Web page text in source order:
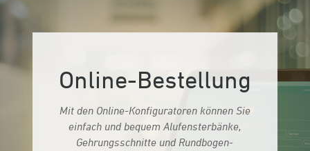
Online-Bestellung
Mit den Online-Konfiguratoren können Sie
einfach und bequem Alufenster­bänke,
Gehrungs­schnitte und Rundbogen-